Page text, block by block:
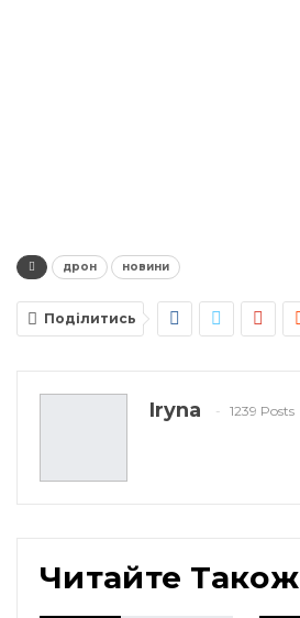
дрон новини
Поділитись
Iryna 1239 Posts
Читайте Також